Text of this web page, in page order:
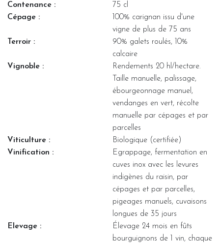
Contenance :
75 cl
Cépage :
100% carignan issu d'une
vigne de plus de 75 ans
Terroir :
90% galets roulés, 10%
calcaire
Vignoble :
Rendements 20 hl/hectare.
Taille manuelle, palissage,
ébourgeonnage manuel,
vendanges en vert, récolte
manuelle par cépages et par
parcelles
Viticulture :
Biologique (certifiée)
Vinification :
Egrappage, fermentation en
cuves inox avec les levures
indigènes du raisin, par
cépages et par parcelles,
pigeages manuels, cuvaisons
longues de 35 jours
Elevage :
Élevage 24 mois en fûts
bourguignons de 1 vin, chaque